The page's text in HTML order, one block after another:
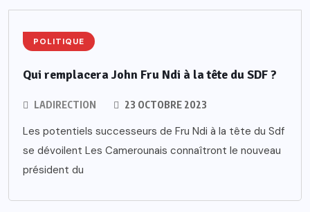
POLITIQUE
Qui remplacera John Fru Ndi à la tête du SDF ?
LADIRECTION 23 OCTOBRE 2023
Les potentiels successeurs de Fru Ndi à la tête du Sdf
se dévoilent Les Camerounais connaîtront le nouveau
président du